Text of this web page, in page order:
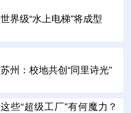
世界级“水上电梯”将成型
苏州：校地共创“同里诗光”
这些“超级工厂”有何魔力？